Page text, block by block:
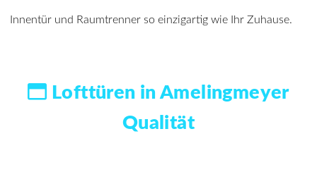
Innentür und Raumtrenner so einzigartig wie Ihr Zuhause.
Lofttüren in Amelingmeyer
Qualität